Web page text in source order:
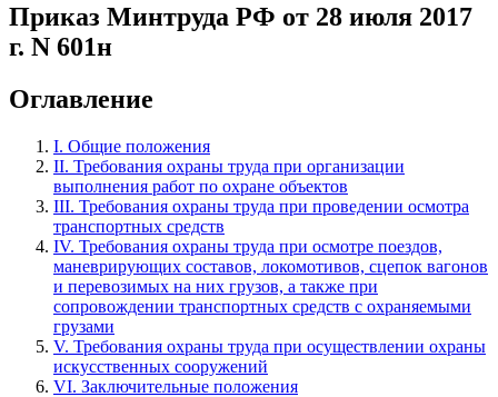
Приказ Минтруда РФ от 28 июля 2017
г. N 601н
Оглавление
I. Общие положения
II. Требования охраны труда при организации
выполнения работ по охране объектов
III. Требования охраны труда при проведении осмотра
транспортных средств
IV. Требования охраны труда при осмотре поездов,
маневрирующих составов, локомотивов, сцепок вагонов
и перевозимых на них грузов, а также при
сопровождении транспортных средств с охраняемыми
грузами
V. Требования охраны труда при осуществлении охраны
искусственных сооружений
VI. Заключительные положения